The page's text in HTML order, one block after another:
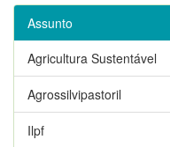
Assunto
Agricultura Sustentável
Agrossilvipastoril
Ilpf